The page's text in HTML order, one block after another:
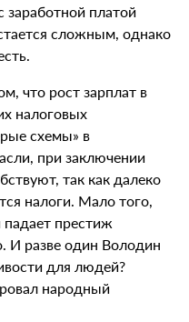
заработной платой
сложным, однако
что рост зарплат в
налоговых
схемы» в
при заключении
так как далеко
налоги. Мало того,
престиж
И разве один Володин
для людей?
народный